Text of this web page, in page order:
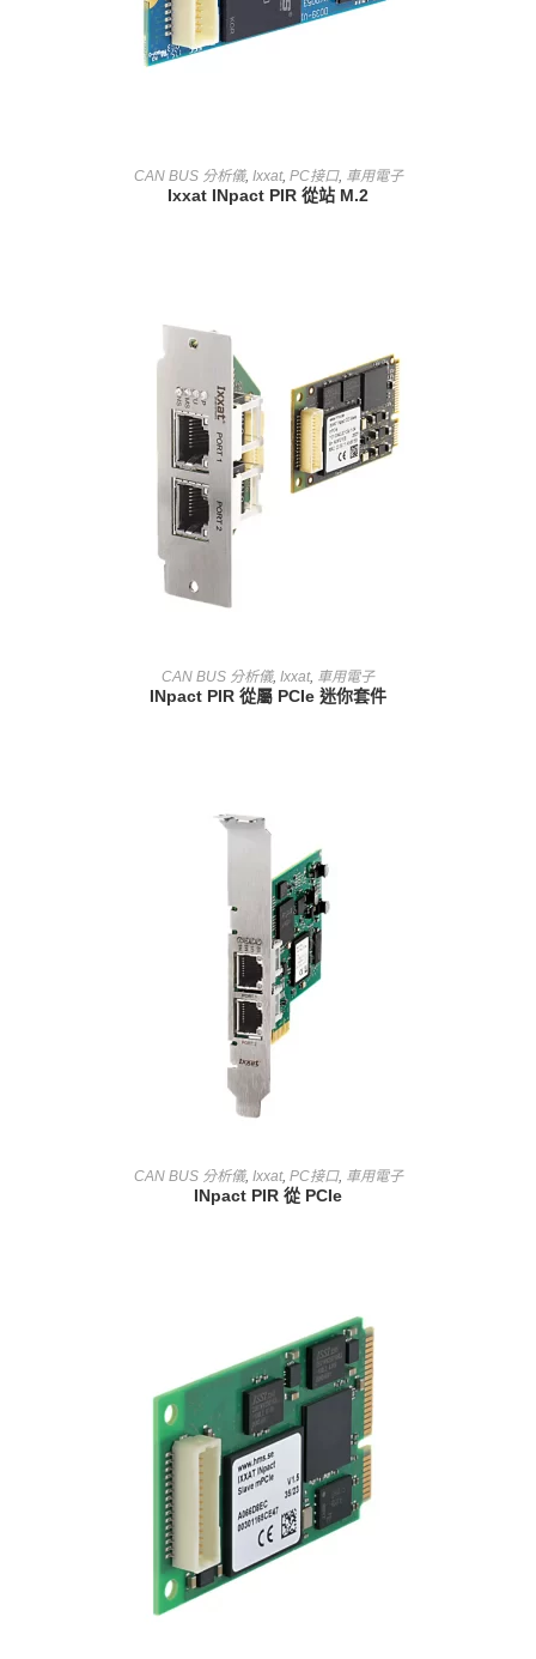
查看內容
CAN BUS 分析儀, Ixxat, PC接口, 車用電子
Ixxat INpact PIR 從站 M.2
查看內容
CAN BUS 分析儀, Ixxat, 車用電子
INpact PIR 從屬 PCIe 迷你套件
查看內容
CAN BUS 分析儀, Ixxat, PC接口, 車用電子
INpact PIR 從 PCIe